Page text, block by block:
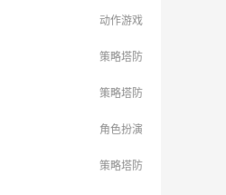
动作游戏
策略塔防
策略塔防
角色扮演
策略塔防